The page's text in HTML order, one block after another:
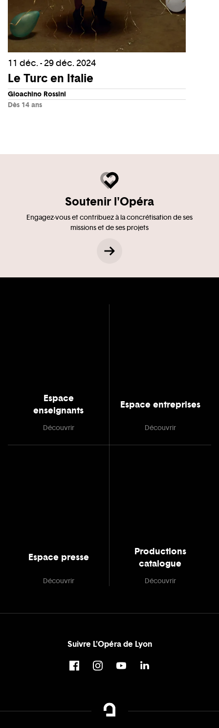
11 déc. - 29 déc. 2024
Le Turc en Italie
Gioachino Rossini
Dès 14 ans
Soutenir l'Opéra
Engagez-vous et contribuez à la concrétisation de ses
missions et de ses projets
Espace
enseignants
Découvrir
Espace entreprises
Découvrir
Espace presse
Découvrir
Productions
catalogue
Découvrir
Suivre L'Opéra de Lyon